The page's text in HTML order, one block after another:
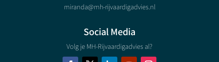
miranda@mh-rijvaardigadvies.nl
Social Media
Volg je MH-Rijvaardigadvies al?